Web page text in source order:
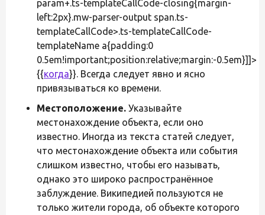
param+.ts-templateCallCode-closing{margin-
left:2px}.mw-parser-output span.ts-
templateCallCode>.ts-templateCallCode-
templateName a{padding:0
0.5em!important;position:relative;margin:-0.5em}]]>
{{когда}}. Всегда следует явно и ясно
привязываться ко времени.
Местоположение. Указывайте
местонахождение объекта, если оно
известно. Иногда из текста статей следует,
что местонахождение объекта или события
слишком известно, чтобы его называть,
однако это широко распространённое
заблуждение. Википедией пользуются не
только жители города, об объекте которого